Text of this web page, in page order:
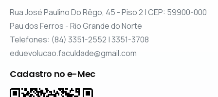
Rua José Paulino Do Rêgo, 45 - Piso 2 | CEP: 59900-000
Pau dos Ferros - Rio Grande do Norte
Telefones: (84) 3351-2552 | 3351-3708
eduevolucao.faculdade@gmail.com
Cadastro no e-Mec